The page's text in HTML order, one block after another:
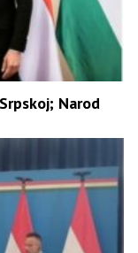
Narod